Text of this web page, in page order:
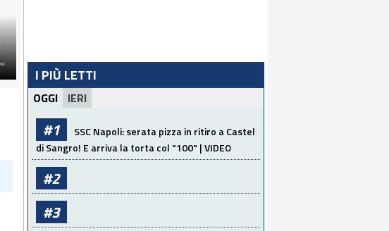
I PIÙ LETTI
OGGI IERI
#1
SSC Napoli: serata pizza in ritiro a Castel
di Sangro! E arriva la torta col "100" | VIDEO
#2
#3